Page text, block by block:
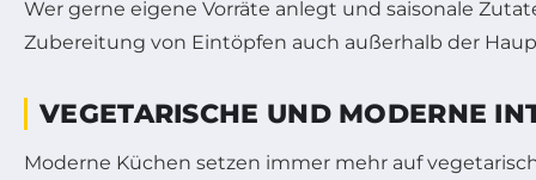
Wer gerne eigene Vorräte anlegt und saisonale
Zubereitung von Eintöpfen auch außerhalb der
VEGETARISCHE UND MODERNE
Moderne Küchen setzen immer mehr auf